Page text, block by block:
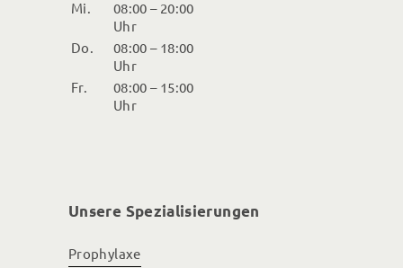
Mi.
08:00 – 20:00
Uhr
Do.
08:00 – 18:00
Uhr
Fr.
08:00 – 15:00
Uhr
Unsere Spezialisierungen
Prophylaxe